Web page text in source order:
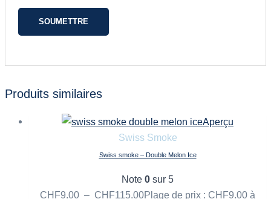
Produits similaires
Aperçu
Swiss Smoke
Swiss smoke – Double Melon Ice
Note 0 sur 5
CHF9.00 – CHF115.00Plage de prix : CHF9.00 à